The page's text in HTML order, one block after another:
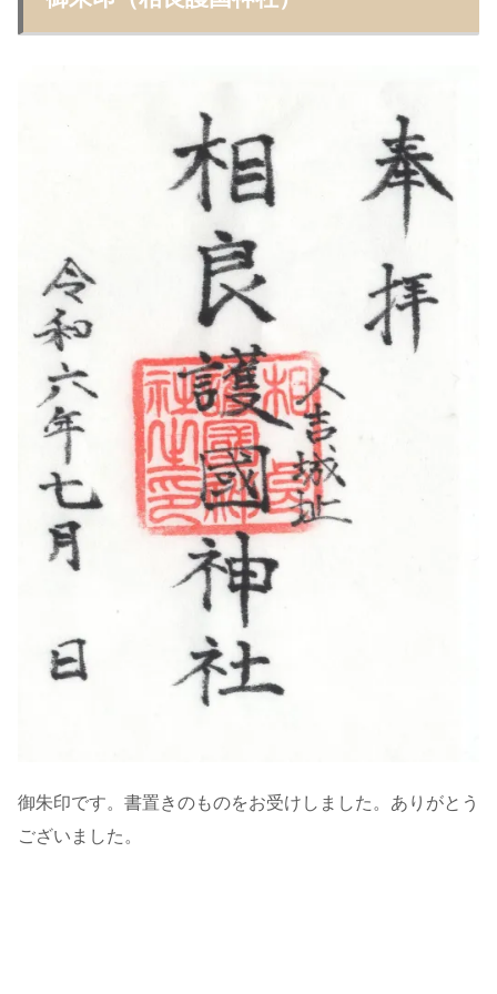
御朱印です。書置きのものをお受けしました。ありがとう
ございました。